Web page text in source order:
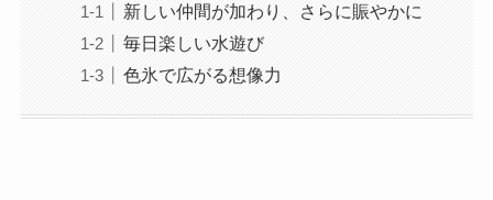
新しい仲間が加わり、さらに賑やかに
毎日楽しい水遊び
色氷で広がる想像力